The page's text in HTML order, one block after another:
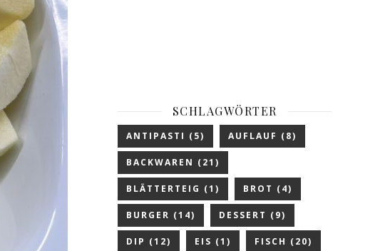
SCHLAGWÖRTER
ANTIPASTI (5) AUFLAUF (8)
BACKWAREN (21)
BLÄTTERTEIG (1) BROT (4)
BURGER (14) DESSERT (9)
DIP (12) EIS (1) FISCH (20)